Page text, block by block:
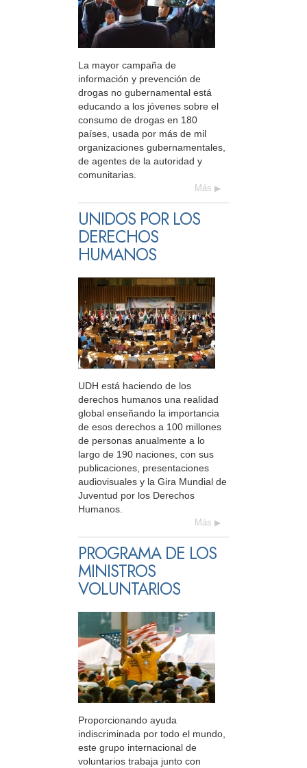
La mayor campaña de
información y prevención de
drogas no gubernamental está
educando a los jóvenes sobre el
consumo de drogas en 180
países, usada por más de mil
organizaciones gubernamentales,
de agentes de la autoridad y
comunitarias.
Más
UNIDOS POR LOS
DERECHOS
HUMANOS
UDH está haciendo de los
derechos humanos una realidad
global enseñando la importancia
de esos derechos a 100 millones
de personas anualmente a lo
largo de 190 naciones, con sus
publicaciones, presentaciones
audiovisuales y la Gira Mundial de
Juventud por los Derechos
Humanos.
Más
PROGRAMA DE LOS
MINISTROS
VOLUNTARIOS
Proporcionando ayuda
indiscriminada por todo el mundo,
este grupo internacional de
voluntarios trabaja junto con